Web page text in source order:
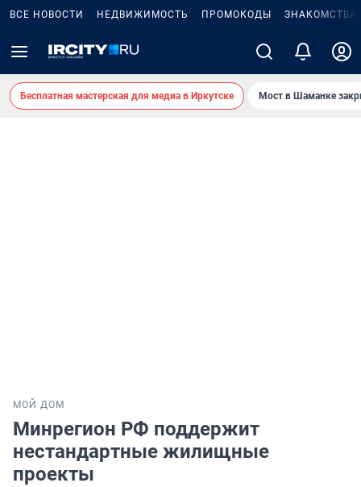
ВСЕ НОВОСТИ НЕДВИЖИМОСТЬ ПРОМОКОДЫ ЗНАКОМСТВА
Бесплатная мастерская для медиа в Иркутске Мост в Шаманке
МОЙ ДОМ
Минрегион РФ поддержит
нестандартные жилищные
проекты